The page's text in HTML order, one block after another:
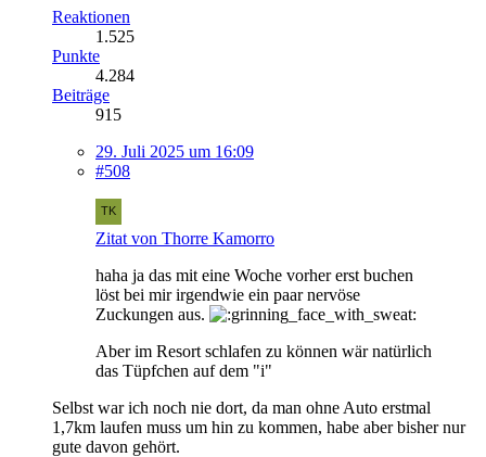
Reaktionen
1.525
Punkte
4.284
Beiträge
915
29. Juli 2025 um 16:09
#508
Zitat von Thorre Kamorro
haha ja das mit eine Woche vorher erst buchen
löst bei mir irgendwie ein paar nervöse
Zuckungen aus.
Aber im Resort schlafen zu können wär natürlich
das Tüpfchen auf dem "i"
Selbst war ich noch nie dort, da man ohne Auto erstmal
1,7km laufen muss um hin zu kommen, habe aber bisher nur
gute davon gehört.